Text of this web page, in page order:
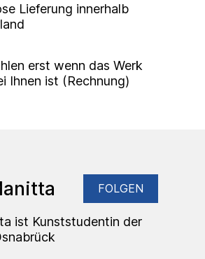
Lieferung innerhalb
erst wenn das Werk
Ihnen ist (Rechnung)
FOLGEN
ist Kunststudentin der